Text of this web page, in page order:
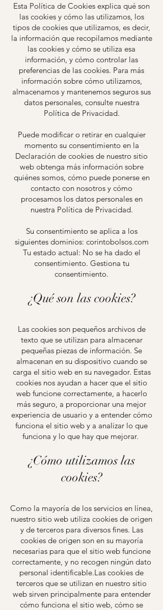
Esta Política de Cookies explica qué son
las cookies y cómo las utilizamos, los
tipos de cookies que utilizamos, es decir,
la información que recopilamos mediante
las cookies y cómo se utiliza esa
información, y cómo controlar las
preferencias de las cookies. Para más
información sobre cómo utilizamos,
almacenamos y mantenemos seguros sus
datos personales, consulte nuestra
Política de Privacidad.
Puede modificar o retirar en cualquier
momento su consentimiento en la
Declaración de cookies de nuestro sitio
web obtenga más información sobre
quiénes somos, cómo puede ponerse en
contacto con nosotros y cómo
procesamos los datos personales en
nuestra Política de Privacidad.
Su consentimiento se aplica a los
siguientes dominios: corintobolsos.com
Tu estado actual: No se ha dado el
consentimiento. Gestiona tu
consentimiento.
¿Qué son las cookies?
Las cookies son pequeños archivos de
texto que se utilizan para almacenar
pequeñas piezas de información. Se
almacenan en su dispositivo cuando se
carga el sitio web en su navegador. Estas
cookies nos ayudan a hacer que el sitio
web funcione correctamente, a hacerlo
más seguro, a proporcionar una mejor
experiencia de usuario y a entender cómo
funciona el sitio web y a analizar lo que
funciona y lo que hay que mejorar.
¿Cómo utilizamos las
cookies?
Como la mayoría de los servicios en línea,
nuestro sitio web utiliza cookies de origen
y de terceros para diversos fines. Las
cookies de origen son en su mayoría
necesarias para que el sitio web funcione
correctamente, y no recogen ningún dato
personal identificable.Las cookies de
terceros que se utilizan en nuestro sitio
web sirven principalmente para entender
cómo funciona el sitio web, cómo se